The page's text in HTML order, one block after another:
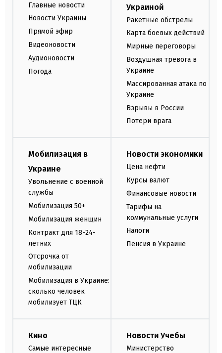
Главные новости
Новости Украины
Прямой эфир
Видеоновости
Аудионовости
Погода
Украиной
Ракетные обстрелы
Карта боевых действий
Мирные переговоры
Воздушная тревога в
Украине
Массированная атака по
Украине
Взрывы в России
Потери врага
Мобилизация в
Украине
Увольнение с военной
службы
Мобилизация 50+
Мобилизация женщин
Контракт для 18-24-
летних
Отсрочка от
мобилизации
Мобилизация в Украине:
сколько человек
мобилизует ТЦК
Новости экономики
Цена нефти
Курсы валют
Финансовые новости
Тарифы на
коммунальные услуги
Налоги
Пенсия в Украине
Кино
Самые интересные
Новости Учебы
Министерство